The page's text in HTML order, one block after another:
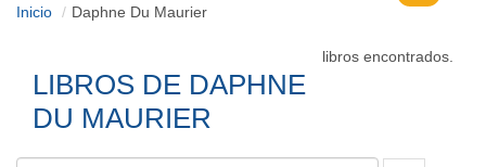
Inicio Daphne Du Maurier
libros encontrados.
LIBROS DE DAPHNE
DU MAURIER